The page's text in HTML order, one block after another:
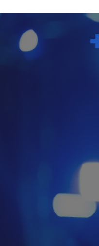
secundários
função super
jogos de ação. A
afetar o
centenas de
como um risco,
os estúdios